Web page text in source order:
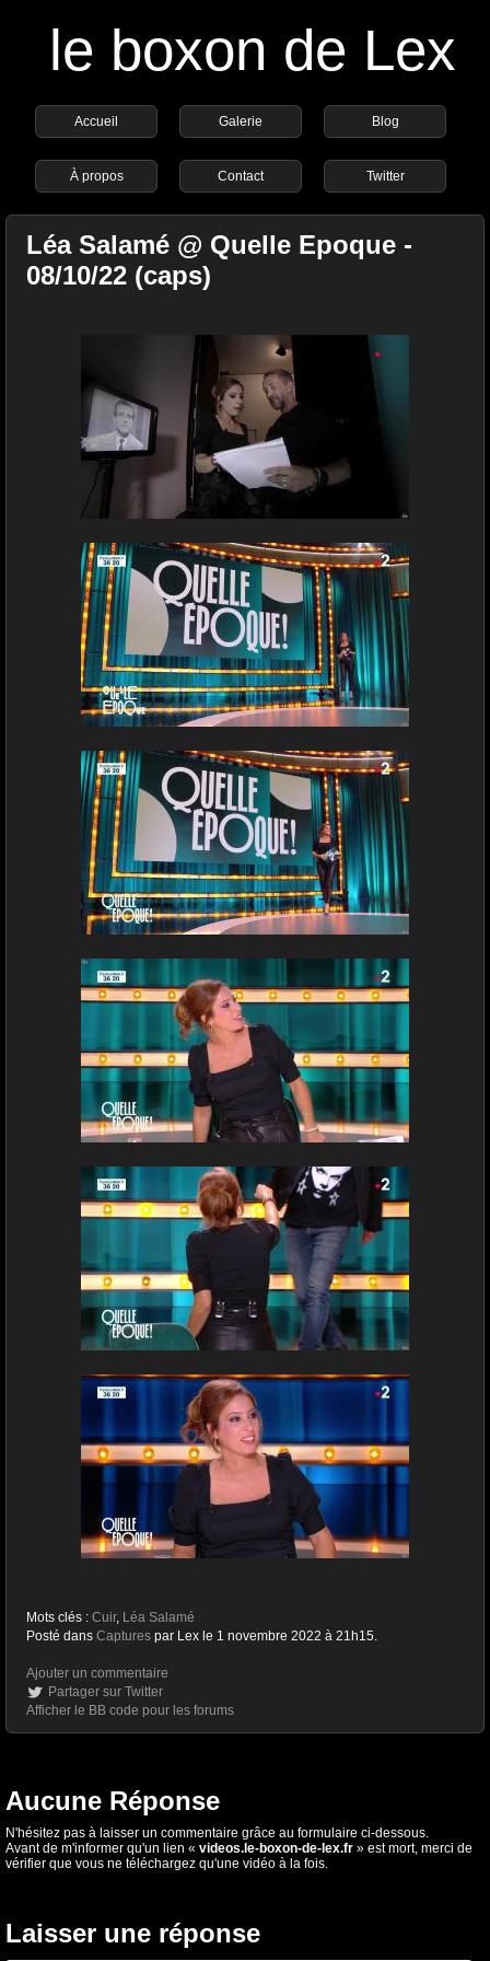
le boxon de Lex
Accueil Galerie Blog
À propos Contact Twitter
Léa Salamé @ Quelle Epoque -
08/10/22 (caps)
Mots clés : Cuir, Léa Salamé
Posté dans Captures par Lex le 1 novembre 2022 à 21h15.
Ajouter un commentaire
Partager sur Twitter
Afficher le BB code pour les forums
Aucune Réponse
N'hésitez pas à laisser un commentaire grâce au formulaire ci-dessous.
Avant de m'informer qu'un lien « videos.le-boxon-de-lex.fr » est mort, merci de
vérifier que vous ne téléchargez qu'une vidéo à la fois.
Laisser une réponse